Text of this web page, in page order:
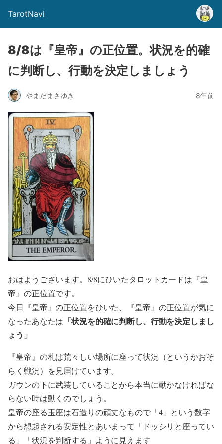
TarotNavi
8/8は『皇帝』の正位置。状況を的確
に判断し、行動を決定しましょう
やまだまさゆき 8年前
おはようございます。8/8にひいたタロットカードは『皇
帝』の正位置です。
今日『皇帝』の正位置をひいた、『皇帝』の正位置が気に
なったあなたは 「状況を的確に判断し、行動を決定しまし
ょう」
『皇帝』の札は荒々しい場所に座って状況（というかおそ
らく戦況）を見届けています。
ガウンの下に武装していることから本当に動かなければな
らない時は動くのでしょう。
皇帝の座る玉座は石造りの頑丈なもので「4」という数字
から想起される安定性とあいまって「ドッシリと座ってい
る」「状況を判断する」ように見えます